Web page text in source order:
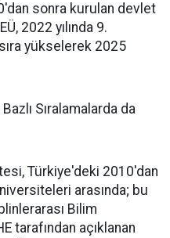
sonra kurulan devlet
2022 yılında 9.
yükselerek 2025
Sıralamalarda da
Türkiye'deki 2010'dan
arasında; bu
Bilim
tarafından açıklanan